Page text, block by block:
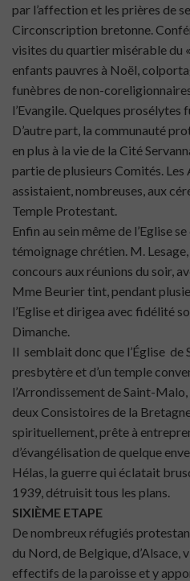
par l’affection et les prières de
Circonscription bretonne.
visites du quartier misérable du
enfants pauvres à Noël,
funèbres de non-
l’Evangile. Quelques prosélytes
D’autre part, la communauté
en plus à la vie de la Cité
partie de plusieurs Comités.
assistaient, nombreuses, aux
Temple Protestant.
Enfin au sein même de l’Eglise
témoignage chrétien. M.
concours aux réunions du soir,
Mme Beurier tint, pendant
l’Eglise et dirigea avec fidélité
Dimanche.
Il semblait donc que l’Église de
presbytère et d’un temple
l’Arrondissement de Saint-
deux Consistoires de la
spirituellement, prête à
d’évangélisation de quelque
Hélas, la guerre qui éclatait
1939, détruisit tous les plans.
SIXIÈME ETAPE
De nombreux réfugiés
du Nord, de Belgique, d’Alsace,
effectifs de la paroisse et y